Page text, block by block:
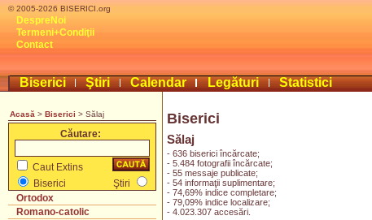
© 2005-2026 BISERICI.org
DespreNoi
Termeni+Condiţii
Contact
Biserici Ştiri Calendar Legături Statistici
Acasă > Biserici > Sălaj
Căutare:
Caut Extins
Biserici
Ştiri
Ortodox
Romano-catolic
Biserici
Sălaj
- 636 biserici încărcate;
- 5.484 fotografii încărcate;
- 55 messaje publicate;
- 54 informaţii suplimentare;
- 74,69% indice completare;
- 79,09% indice localizare;
- 4.023.307 accesări.